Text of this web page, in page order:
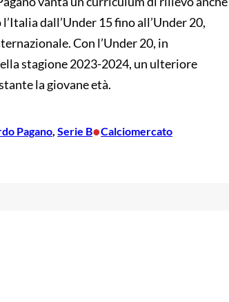
dall’Under 15 fino all’Under 20,
Con l’Under 20, in
stagione 2023-2024, un ulteriore
la giovane età.
Pagano, Serie B•Calciomercato